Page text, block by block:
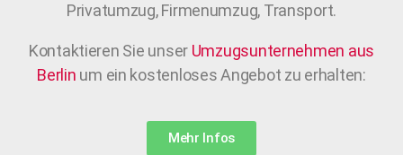
Privatumzug, Firmenumzug, Transport.
Kontaktieren Sie unser Umzugsunternehmen aus
Berlin um ein kostenloses Angebot zu erhalten:
Mehr Infos